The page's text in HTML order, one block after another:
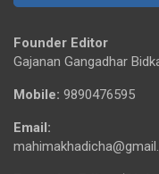
Founder Editor
Gajanan Gangadhar
Mobile: 9890476595
Email: